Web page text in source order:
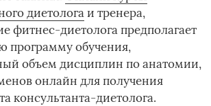
диетологаи тренера,
фитнес-диетолога предполагает
программу обучения,
объем дисциплин по анатомии,
онлайн для получения
консультанта-диетолога.